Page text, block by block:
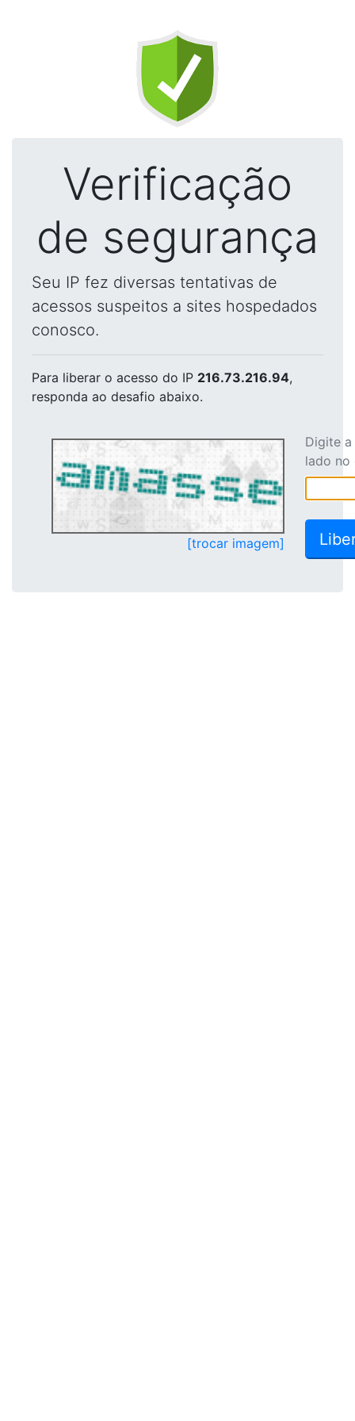
Verificação
de segurança
Seu IP fez diversas tentativas de
acessos suspeitos a sites hospedados
conosco.
Para liberar o acesso do IP 216.73.216.94,
responda ao desafio abaixo.
[trocar imagem]
Digite
lado no